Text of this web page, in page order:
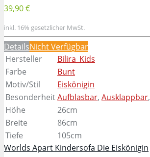
39,90 €
inkl. 16% gesetzlicher MwSt.
DetailsNicht Verfügbar
Hersteller
Bilira_Kids
Farbe
Bunt
Motiv/Stil
Eiskönigin
BesonderheitAufblasbar, Ausklappbar,
Höhe
26cm
Breite
86cm
Tiefe
105cm
Worlds Apart Kindersofa Die Eiskönigin